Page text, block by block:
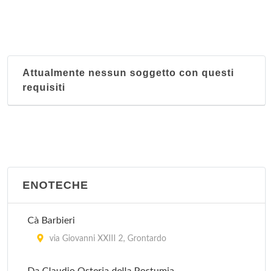
Attualmente nessun soggetto con questi
requisiti
ENOTECHE
Cà Barbieri
via Giovanni XXIII 2, Grontardo